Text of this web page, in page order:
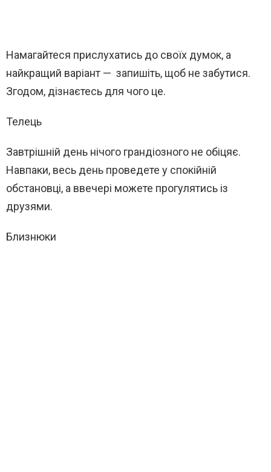
Намагайтеся прислухатись до своїх думок, а
найкращий варіант — запишіть, щоб не забутися.
Згодом, дізнаєтесь для чого це.
Телець
Завтрішній день нічого грандіозного не обіцяє.
Навпаки, весь день проведете у спокійній
обстановці, а ввечері можете прогулятись із
друзями.
Близнюки